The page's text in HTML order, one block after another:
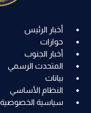
أخبار الرئيس
حوارات
أخبار الجنوب
المتحدث الرسمي
بيانات
النظام الأساسي
سياسية الخصوصية